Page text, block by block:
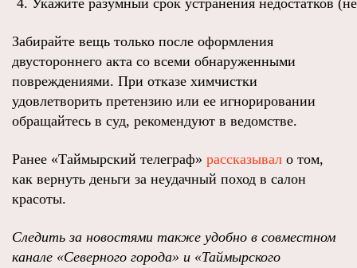
Укажите разумный срок устранения недостатков
Забирайте вещь только после оформления
двустороннего акта со всеми обнаруженными
повреждениями. При отказе химчистки
удовлетворить претензию или ее игнорировании
обращайтесь в суд, рекомендуют в ведомстве.
Ранее «Таймырский телеграф» рассказывал о том,
как вернуть деньги за неудачный поход в салон
красоты.
Следить за новостями также удобно в совместном
канале «Северного города» и «Таймырского